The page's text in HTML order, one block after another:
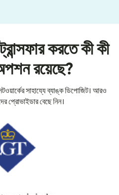
করতে কী কী
রয়েছে?
সাহায্যে ব্যাঙ্ক ডিপোজিট। আরও
প্রোভাইডার বেছে নিন।